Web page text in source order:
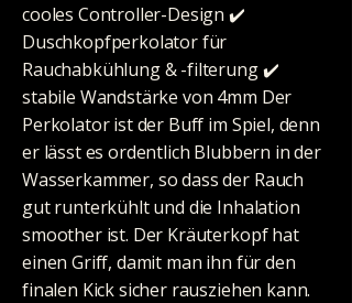
cooles Controller-Design ✔️
Duschkopfperkolator für
Rauchabkühlung & -filterung ✔️
stabile Wandstärke von 4mm Der
Perkolator ist der Buff im Spiel, denn
er lässt es ordentlich Blubbern in der
Wasserkammer, so dass der Rauch
gut runterkühlt und die Inhalation
smoother ist. Der Kräuterkopf hat
einen Griff, damit man ihn für den
finalen Kick sicher rausziehen kann.